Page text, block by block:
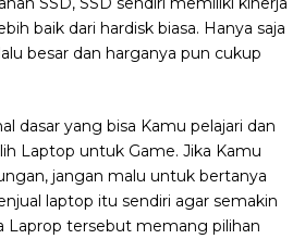
baik dari hardisk biasa. Hanya saja
besar dan harganya pun cukup
dasar yang bisa Kamu pelajari dan
Laptop untuk Game. Jika Kamu
jangan malu untuk bertanya
laptop itu sendiri agar semakin
Laprop tersebut memang pilihan